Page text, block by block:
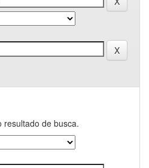
resultado de busca.